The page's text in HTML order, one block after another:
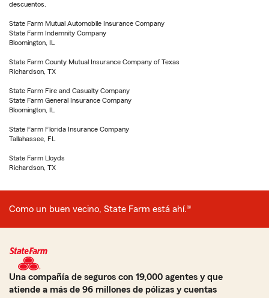
descuentos.
State Farm Mutual Automobile Insurance Company
State Farm Indemnity Company
Bloomington, IL
State Farm County Mutual Insurance Company of Texas
Richardson, TX
State Farm Fire and Casualty Company
State Farm General Insurance Company
Bloomington, IL
State Farm Florida Insurance Company
Tallahassee, FL
State Farm Lloyds
Richardson, TX
Como un buen vecino, State Farm está ahí.®
Una compañía de seguros con 19,000 agentes y que
atiende a más de 96 millones de pólizas y cuentas